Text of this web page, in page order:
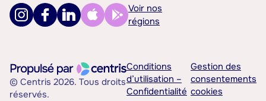
Voir nos
régions
© Centris 2026. Tous droits
réservés.
Conditions
d’utilisation –
Confidentialité
Gestion des
consentements
cookies